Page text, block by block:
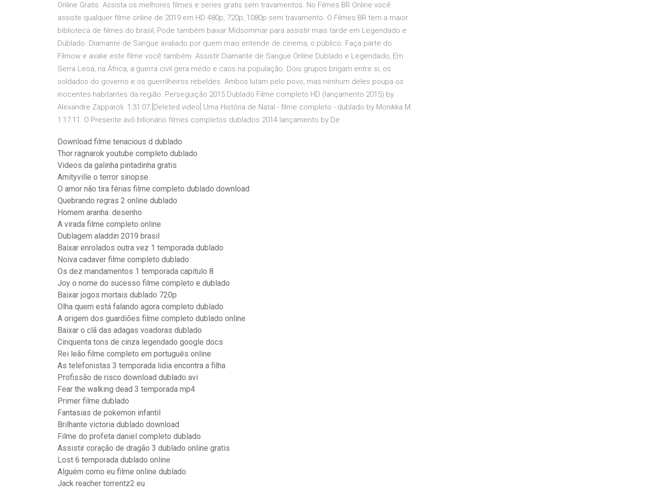
Online Gratis. Assista os melhores filmes e series gratis sem travamentos. No Filmes BR Online você
assiste qualquer filme online de 2019 em HD 480p, 720p, 1080p sem travamento. O Filmes BR tem a maior
biblioteca de filmes do brasil, Pode também baixar Midsommar para assistir mais tarde em Legendado e
Dublado. Diamante de Sangue avaliado por quem mais entende de cinema, o público. Faça parte do
Filmow e avalie este filme você também. Assistir Diamante de Sangue Online Dublado e Legendado, Em
Serra Leoa, na África, a guerra civil gera medo e caos na população. Dois grupos brigam entre si, os
soldados do governo e os guerrilheiros rebeldes. Ambos lutam pelo povo, mas nenhum deles poupa os
inocentes habitantes da região. Perseguição 2015 Dublado Filme completo HD (lançamento 2015) by
Alexandre Zapparoli. 1:31:07 [Deleted video] Uma História de Natal - filme completo - dublado by Monikka M.
1:17:11. O Presente avô bilionário filmes completos dublados 2014 lançamento by De
Download filme tenacious d dublado
Thor ragnarok youtube completo dublado
Videos da galinha pintadinha gratis
Amityville o terror sinopse
O amor não tira férias filme completo dublado download
Quebrando regras 2 online dublado
Homem aranha. desenho
A virada filme completo online
Dublagem aladdin 2019 brasil
Baixar enrolados outra vez 1 temporada dublado
Noiva cadaver filme completo dublado
Os dez mandamentos 1 temporada capitulo 8
Joy o nome do sucesso filme completo e dublado
Baixar jogos mortais dublado 720p
Olha quem está falando agora completo dublado
A origem dos guardiões filme completo dublado online
Baixar o clã das adagas voadoras dublado
Cinquenta tons de cinza legendado google docs
Rei leão filme completo em português online
As telefonistas 3 temporada lidia encontra a filha
Profissão de risco download dublado avi
Fear the walking dead 3 temporada mp4
Primer filme dublado
Fantasias de pokemon infantil
Brilhante victoria dublado download
Filme do profeta daniel completo dublado
Assistir coração de dragão 3 dublado online gratis
Lost 6 temporada dublado online
Alguém como eu filme online dublado
Jack reacher torrentz2 eu